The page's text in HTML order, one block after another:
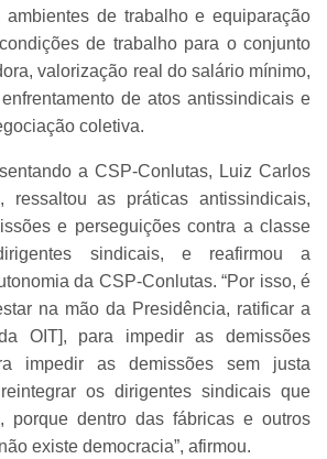
de trabalho e equiparação
de trabalho para o conjunto
valorização real do salário mínimo,
de atos antissindicais e
coletiva.
a CSP-Conlutas, Luiz Carlos
ressaltou as práticas antissindicais,
e perseguições contra a classe
sindicais, e reafirmou a
da CSP-Conlutas. “Por isso, é
na mão da Presidência, ratificar a
OIT], para impedir as demissões
impedir as demissões sem justa
os dirigentes sindicais que
porque dentro das fábricas e outros
existe democracia”, afirmou.